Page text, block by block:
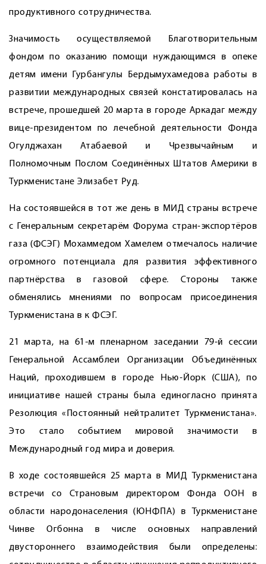
продуктивного сотрудничества.
Значимость осуществляемой Благотворительным
фондом по оказанию помощи нуждающимся в опеке
детям имени Гурбангулы Бердымухамедова работы в
развитии международных связей констатировалась на
встрече, прошедшей 20 марта в городе Аркадаг между
вице-президентом по лечебной деятельности Фонда
Огулджахан Атабаевой и Чрезвычайным и
Полномочным Послом Соединённых Штатов Америки в
Туркменистане Элизабет Руд.
На состоявшейся в тот же день в МИД страны встрече
с Генеральным секретарём Форума стран-экспортёров
газа (ФСЭГ) Мохаммедом Хамелем отмечалось наличие
огромного потенциала для развития эффективного
партнёрства в газовой сфере. Стороны также
обменялись мнениями по вопросам присоединения
Туркменистана в к ФСЭГ.
21 марта, на 61-м пленарном заседании 79-й сессии
Генеральной Ассамблеи Организации Объединённых
Наций, проходившем в городе Нью-Йорк (США), по
инициативе нашей страны была единогласно принята
Резолюция «Постоянный нейтралитет Туркменистана».
Это стало событием мировой значимости в
Международный год мира и доверия.
В ходе состоявшейся 25 марта в МИД Туркменистана
встречи со Страновым директором Фонда ООН в
области народонаселения (ЮНФПА) в Туркменистане
Чинве Огбонна в числе основных направлений
двустороннего взаимодействия были определены: